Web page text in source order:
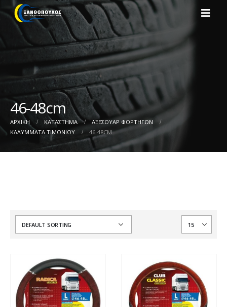
46-48cm
ΑΡΧΙΚΉ ΚΑΤΆΣΤΗΜΑ
ΑΞΕΣΟΥΑΡ ΦΟΡΤΗΓΩΝ
ΚΑΛΥΜΜΑΤΑ ΤΙΜΟΝΙΟΥ
46-48CM